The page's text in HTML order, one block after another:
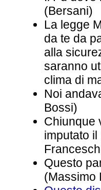
(Bersani)
La legge
da te da
alla
saranno
clima di
Noi
Bossi)
Chiunque
imputato
Questo
(Massimo